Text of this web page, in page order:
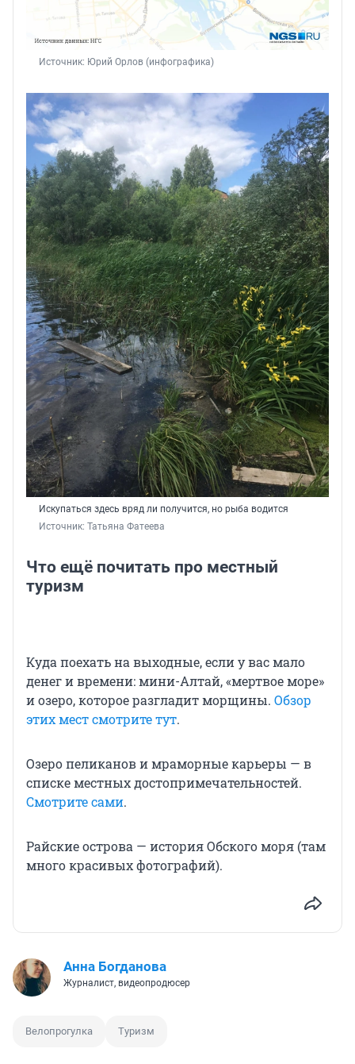
Источник: Юрий Орлов (инфографика)
Искупаться здесь вряд ли получится, но рыба водится
Источник: Татьяна Фатеева
Что ещё почитать про местный
туризм
Куда поехать на выходные, если у вас мало
денег и времени: мини-Алтай, «мертвое море»
и озеро, которое разгладит морщины. Обзор
этих мест смотрите тут.
Озеро пеликанов и мраморные карьеры — в
списке местных достопримечательностей.
Смотрите сами.
Райские острова — история Обского моря (там
много красивых фотографий).
Анна Богданова
Журналист, видеопродюсер
Велопрогулка Туризм